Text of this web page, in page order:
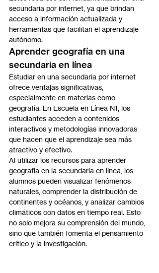
secundaria por internet, ya que brindan
acceso a información actualizada y
herramientas que facilitan el aprendizaje
autónomo.
Aprender geografía en una
secundaria en línea
Estudiar en una secundaria por internet
ofrece ventajas significativas,
especialmente en materias como
geografía. En Escuela en Línea N1, los
estudiantes acceden a contenidos
interactivos y metodologías innovadoras
que hacen que el aprendizaje sea más
atractivo y efectivo.
Al utilizar los recursos para aprender
geografía en la secundaria en línea, los
alumnos pueden visualizar fenómenos
naturales, comprender la distribución de
continentes y océanos, y analizar cambios
climáticos con datos en tiempo real. Esto
no solo mejora su comprensión del mundo,
sino que también fomenta el pensamiento
crítico y la investigación.